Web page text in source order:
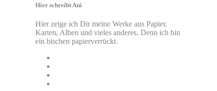
Hier schreibt Ani
Hier zeige ich Dir meine Werke aus Papier.
Karten, Alben und vieles anderes. Denn ich bin
ein bischen papierverrückt.